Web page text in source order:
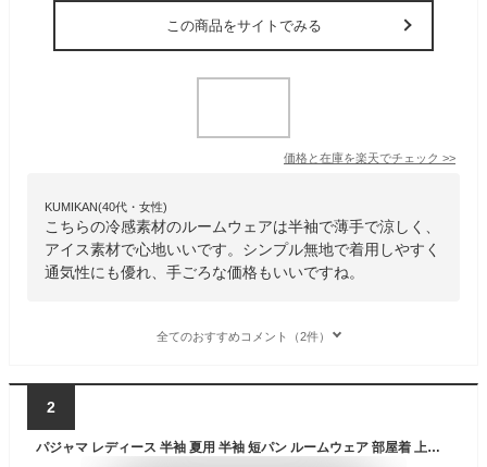
この商品をサイトでみる
価格と在庫を楽天でチェック >>
KUMIKAN(40代・女性)
こちらの冷感素材のルームウェアは半袖で薄手で涼しく、
アイス素材で心地いいです。シンプル無地で着用しやすく
通気性にも優れ、手ごろな価格もいいですね。
全てのおすすめコメント（2件）
2
パジャマ レディース 半袖 夏用 半袖 短パン ルームウェア 部屋着 上下セット 上下組 夏 パジャマ 半袖Tシャツ カットソー ショートパンツ 接触冷感 ひんやり 涼しい 快適 上品 メロー メロウ レディース パジャマ 天然素材 送料無料